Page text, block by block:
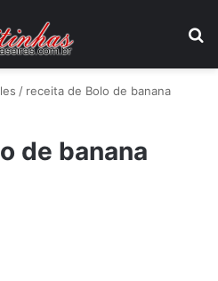
/ receita de Bolo de banana
de banana